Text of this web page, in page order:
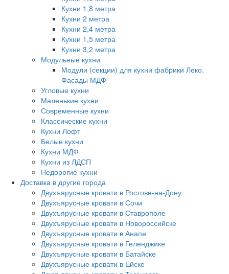
Кухни 1,8 метра
Кухни 2 метра
Кухни 2,4 метра
Кухни 1,5 метра
Кухни 3,2 метра
Модульные кухни
Модули (секции) для кухни фабрики Леко.
Фасады МДФ
Угловые кухни
Маленькие кухни
Современные кухни
Классические кухни
Кухни Лофт
Белые кухни
Кухни МДФ
Кухни из ЛДСП
Недорогие кухни
Доставка в другие города
Двухъярусные кровати в Ростове-на-Дону
Двухъярусные кровати в Сочи
Двухъярусные кровати в Ставрополе
Двухъярусные кровати в Новороссийске
Двухъярусные кровати в Анапе
Двухъярусные кровати в Геленджике
Двухъярусные кровати в Батайске
Двухъярусные кровати в Ейске